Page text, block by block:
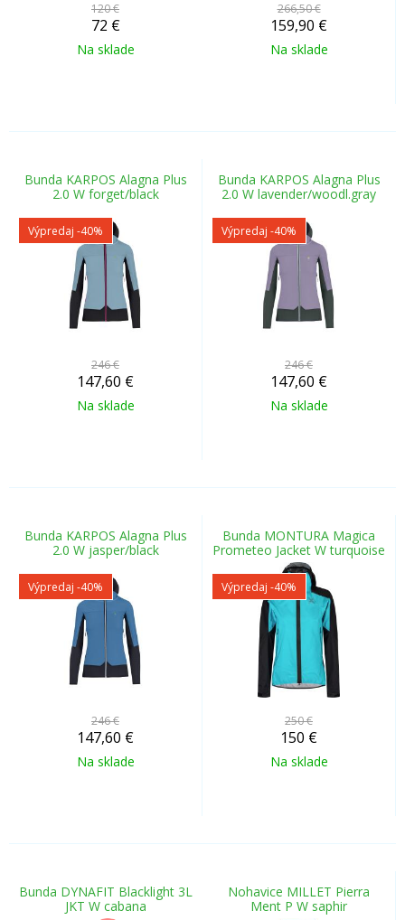
120 €
72 €
Na sklade
266,50 €
159,90 €
Na sklade
Bunda KARPOS Alagna Plus
2.0 W forget/black
Výpredaj -40%
246 €
147,60 €
Na sklade
Bunda KARPOS Alagna Plus
2.0 W lavender/woodl.gray
Výpredaj -40%
246 €
147,60 €
Na sklade
Bunda KARPOS Alagna Plus
2.0 W jasper/black
Výpredaj -40%
246 €
147,60 €
Na sklade
Bunda MONTURA Magica
Prometeo Jacket W turquoise
Výpredaj -40%
250 €
150 €
Na sklade
Bunda DYNAFIT Blacklight 3L
JKT W cabana
Nohavice MILLET Pierra
Ment P W saphir